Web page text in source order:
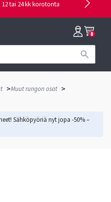
tai 24 kk korotonta
0
>Muut rungon osat >
Sähköpyöriä nyt jopa -50% –